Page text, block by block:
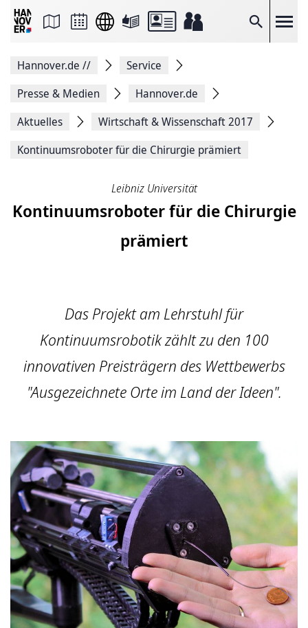
Suche
Seite
Facebook
teilen
Seitenlink
Seite
Hannover.de //
Service
Presse & Medien
Hannover.de
Aktuelles
Wirtschaft & Wissenschaft 2017
Kontinuumsroboter für die Chirurgie prämiert
Leibniz Universität
Kontinuumsroboter für die Chirurgie
prämiert
Das Projekt am Lehrstuhl für
Kontinuumsrobotik zählt zu den 100
innovativen Preisträgern des Wettbewerbs
"Ausgezeichnete Orte im Land der Ideen".